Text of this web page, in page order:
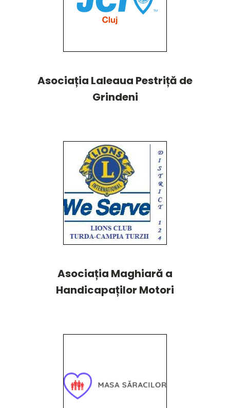
Asociația Laleaua Pestriță de
Grindeni
Asociația Maghiară a
Handicapaților Motori